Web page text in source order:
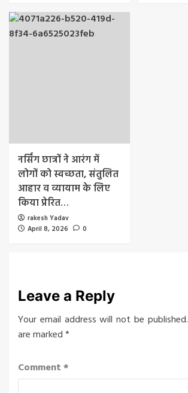
नर्सिंग छात्रों ने आरंग में
लोगों को स्वच्छता, संतुलित
आहार व व्यायाम के लिए
किया प्रेरित…
rakesh Yadav
April 8, 2026
0
Leave a Reply
Your email address will not be published.
are marked*
Comment*